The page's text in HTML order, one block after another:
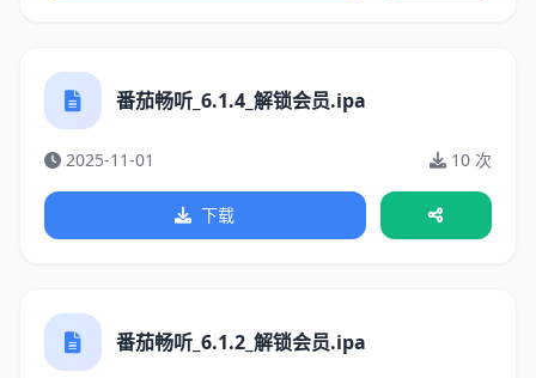
番茄畅听_6.1.4_解锁会员.ipa
2025-11-01 10 次
下载
番茄畅听_6.1.2_解锁会员.ipa